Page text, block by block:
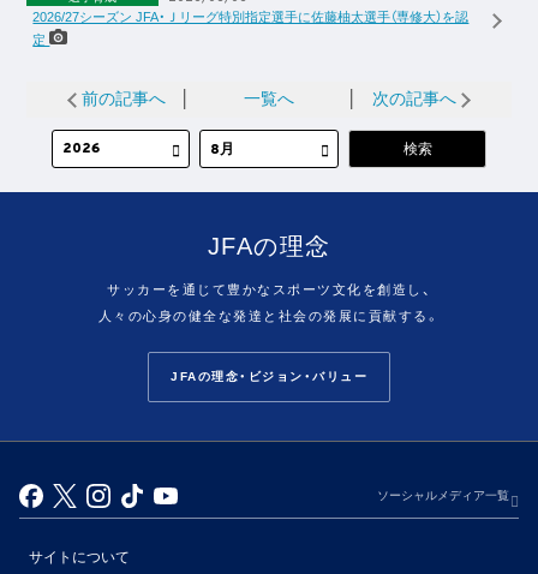
2026/27シーズン JFA・Ｊリーグ特別指定選手に佐藤柚太選手（専修大）を認
定
前の記事へ 一覧へ 次の記事へ
JFAの理念
サッカーを通じて豊かなスポーツ文化を創造し、
人々の心身の健全な発達と社会の発展に貢献する。
JFAの理念・ビジョン・バリュー
ソーシャルメディア一覧
サイトについて